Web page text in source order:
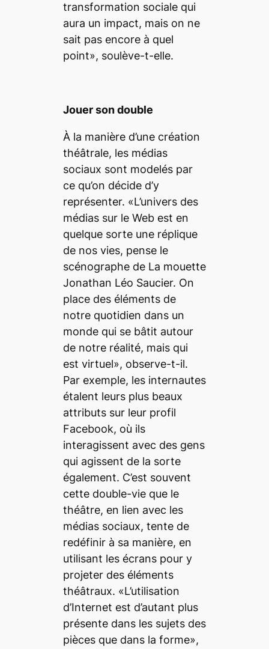
transformation sociale qui
aura un impact, mais on ne
sait pas encore à quel
point», soulève-t-elle.
Jouer son double
À la manière d’une création
théâtrale, les médias
sociaux sont modelés par
ce qu’on décide d’y
représenter. «L’univers des
médias sur le Web est en
quelque sorte une réplique
de nos vies, pense le
scénographe de La mouette
Jonathan Léo Saucier. On
place des éléments de
notre quotidien dans un
monde qui se bâtit autour
de notre réalité, mais qui
est virtuel», observe-t-il.
Par exemple, les internautes
étalent leurs plus beaux
attributs sur leur profil
Facebook, où ils
interagissent avec des gens
qui agissent de la sorte
également. C’est souvent
cette double-vie que le
théâtre, en lien avec les
médias sociaux, tente de
redéfinir à sa manière, en
utilisant les écrans pour y
projeter des éléments
théâtraux. «L’utilisation
d’Internet est d’autant plus
présente dans les sujets des
pièces que dans la forme»,